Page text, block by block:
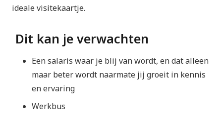
ideale visitekaartje.
Dit kan je verwachten
Een salaris waar je blij van wordt, en dat alleen
maar beter wordt naarmate jij groeit in kennis
en ervaring
Werkbus